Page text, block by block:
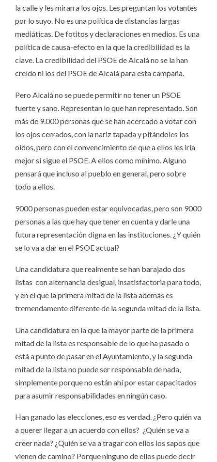
la calle y les miran a los ojos. Les preguntan los votantes
por lo suyo. No es una política de distancias largas
mediáticas. De fotitos y declaraciones en medios. Es una
política de causa-efecto en la que la credibilidad es la
clave. La credibilidad del PSOE de Alcalá no se la han
creído ni los del PSOE de Alcalá para esta campaña.
Pero Alcalá no se puede permitir no tener un PSOE
fuerte y sano. Representan lo que han representado. Son
más de 9.000 personas que se han acercado a votar con
los ojos cerrados, con la nariz tapada y pitándoles los
oídos, pero con el convencimiento de que a ellos les iría
mejor si sigue el PSOE. A ellos como mínimo. Alguno
pensará que incluso al pueblo en general, pero sobre
todo a ellos.
9000 personas pueden estar equivocadas, pero son 9000
personas a las que hay que tener en cuenta y darle una
futura representación digna en las instituciones. ¿Y quién
se lo va a dar en el PSOE actual?
Una candidatura que realmente se han barajado dos
listas con alternancia desigual, insatisfactoria para todo,
y en el que la primera mitad de la lista además es
tremendamente diferente de la segunda mitad de la lista.
Una candidatura en la que la mayor parte de la primera
mitad de la lista es responsable de lo que ha pasado o
está a punto de pasar en el Ayuntamiento, y la segunda
mitad de la lista no puede ser responsable de nada,
simplemente porque no están ahí por estar capacitados
para asumir responsabilidades en ningún caso.
Han ganado las elecciones, eso es verdad. ¿Pero quién va
a querer llegar a un acuerdo con ellos? ¿Quién se va a
creer nada? ¿Quién se va a tragar con ellos los sapos que
vienen de camino? Porque ninguno de ellos puede decir